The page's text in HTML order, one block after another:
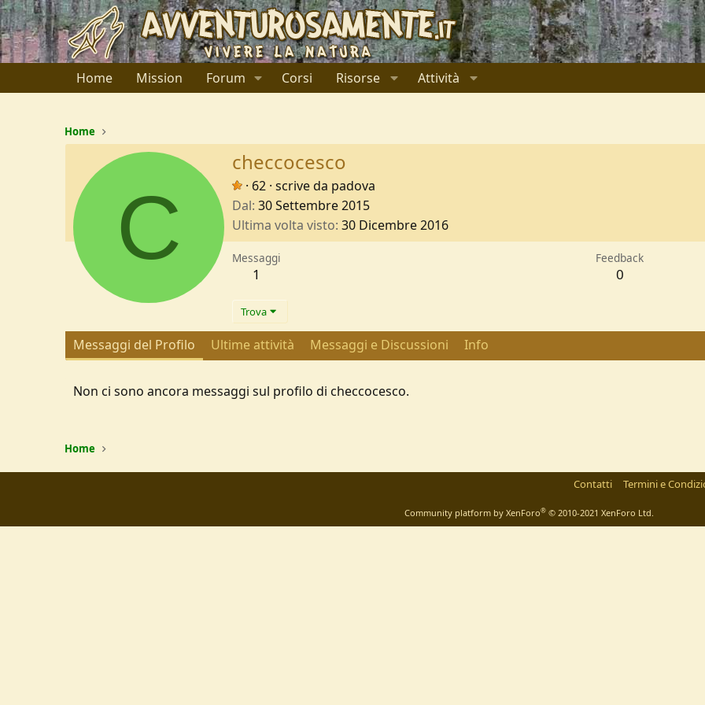
Home Mission Forum Corsi Risorse Attività
Home
C
checcocesco
· 62 · scrive da padova
Dal 30 Settembre 2015
Ultima volta visto 30 Dicembre 2016
Messaggi
1
Feedback
0
Trova
Messaggi del Profilo Ultime attività Messaggi e Discussioni Info
Non ci sono ancora messaggi sul profilo di checcocesco.
Home
Contatti Termini e
Community platform by XenForo® © 2010-2021 XenForo Ltd.